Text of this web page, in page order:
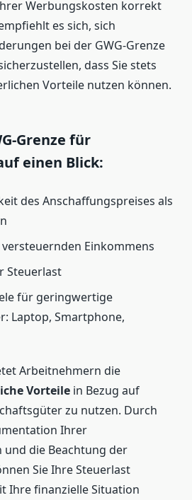
Werbungskosten korrekt
es sich, sich
bei der GWG-Grenze
dass Sie stets
Vorteile nutzen können.
Grenze für
einen Blick:
des Anschaffungspreises als
Einkommens
Steuerlast
für geringwertige
Laptop, Smartphone,
Arbeitnehmern die
Vorteile in Bezug auf
zu nutzen. Durch
Ihrer
die Beachtung der
Sie Ihre Steuerlast
Ihre finanzielle Situation